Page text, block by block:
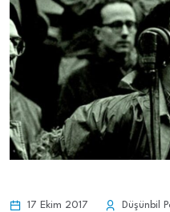
17 Ekim 2017
Düşünbil